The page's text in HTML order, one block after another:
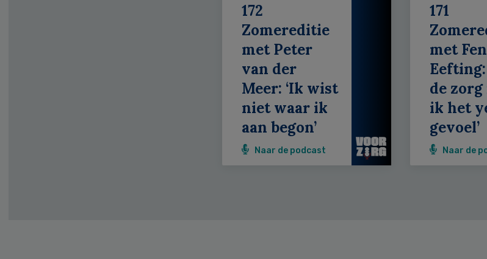
172
Zomereditie
met Peter
van der
Meer: ‘Ik wist
niet waar ik
aan begon’
Naar de podcast
171
met
Eefting:
de zorg
ik het
gevoel’
Naar de